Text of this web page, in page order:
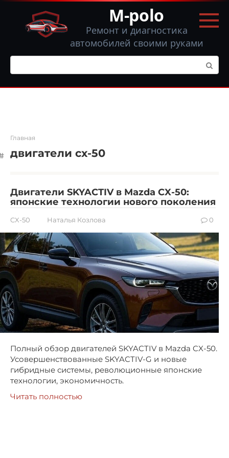
Перейти
контенту
M-polo
Ремонт и диагностика
автомобилей своими руками
Поиск:
Главная
двигатели cx-50
Двигатели SKYACTIV в Mazda CX-50:
японские технологии нового поколения
CX-50 Наталья Козлова 0
Полный обзор двигателей SKYACTIV в Mazda CX-50.
Усовершенствованные SKYACTIV-G и новые
гибридные системы, революционные японские
технологии, экономичность.
Читать полностью